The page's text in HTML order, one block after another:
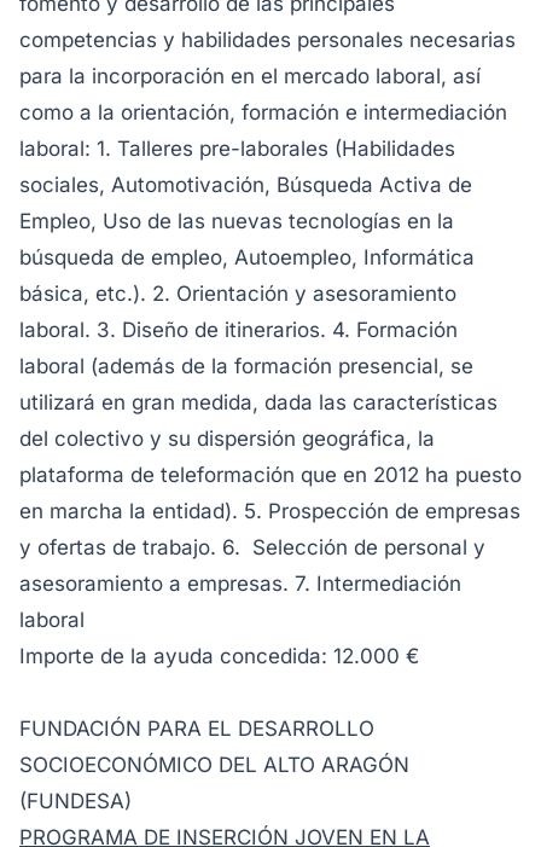
competencias y habilidades personales necesarias
para la incorporación en el mercado laboral, así
como a la orientación, formación e intermediación
laboral: 1. Talleres pre-laborales (Habilidades
sociales, Automotivación, Búsqueda Activa de
Empleo, Uso de las nuevas tecnologías en la
búsqueda de empleo, Autoempleo, Informática
básica, etc.). 2. Orientación y asesoramiento
laboral. 3. Diseño de itinerarios. 4. Formación
laboral (además de la formación presencial, se
utilizará en gran medida, dada las características
del colectivo y su dispersión geográfica, la
plataforma de teleformación que en 2012 ha puesto
en marcha la entidad). 5. Prospección de empresas
y ofertas de trabajo. 6. Selección de personal y
asesoramiento a empresas. 7. Intermediación
laboral
Importe de la ayuda concedida: 12.000 €
FUNDACIÓN PARA EL DESARROLLO
SOCIOECONÓMICO DEL ALTO ARAGÓN
(FUNDESA)
PROGRAMA DE INSERCIÓN JOVEN EN LA